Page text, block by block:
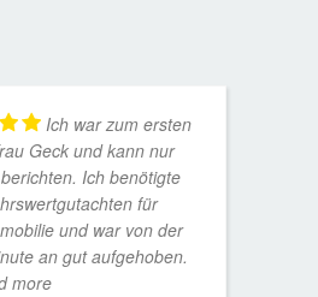
Ich war zum ersten
Geck und kann nur
Ich benötigte
für
und war von der
an gut aufgehoben.
more